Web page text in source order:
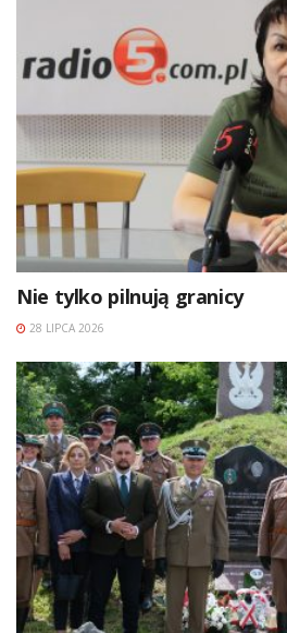
Nie tylko pilnują granicy
28 LIPCA 2026